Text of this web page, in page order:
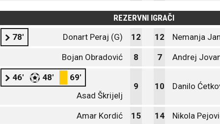
REZERVNI IGRAČI
78'
Donart Peraj (G) 12 12 Nemanja
Bojan Obradović 8 7 Andrej
46' 48'
69'
Asad Škrijelj
9 10 Danilo
Amar Kordić 15 14 Nikola